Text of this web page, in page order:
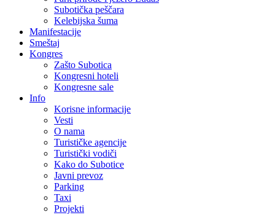
Subotička peščara
Kelebijska šuma
Manifestacije
Smeštaj
Kongres
Zašto Subotica
Kongresni hoteli
Kongresne sale
Info
Korisne informacije
Vesti
O nama
Turističke agencije
Turistički vodiči
Kako do Subotice
Javni prevoz
Parking
Taxi
Projekti